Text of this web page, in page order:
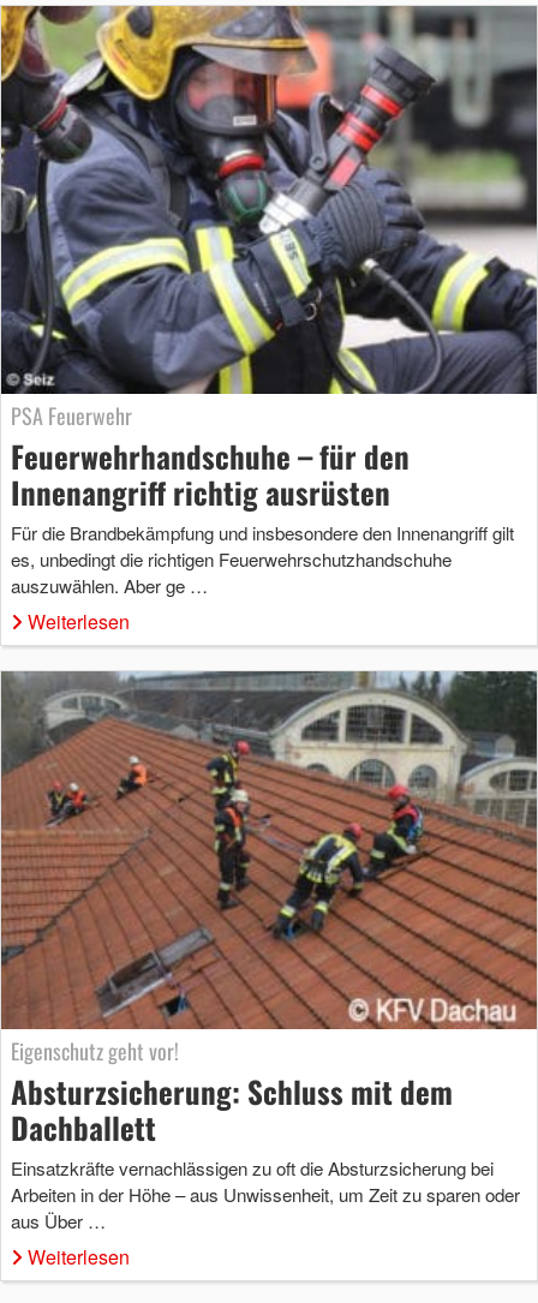
PSA Feuerwehr
Feuerwehrhandschuhe – für den
Innenangriff richtig ausrüsten
Für die Brandbekämpfung und insbesondere den Innenangriff gilt
es, unbedingt die richtigen Feuerwehrschutzhandschuhe
auszuwählen. Aber ge …
Weiterlesen
Eigenschutz geht vor!
Absturzsicherung: Schluss mit dem
Dachballett
Einsatzkräfte vernachlässigen zu oft die Absturzsicherung bei
Arbeiten in der Höhe – aus Unwissenheit, um Zeit zu sparen oder
aus Über …
Weiterlesen